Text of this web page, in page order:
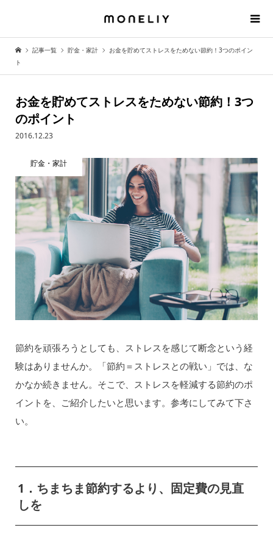
記事一覧 貯金・家計
お金を貯めてストレスをためない節約！3つのポイン
ト
お金を貯めてストレスをためない節約！3つ
のポイント
2016.12.23
貯金・家計
節約を頑張ろうとしても、ストレスを感じて断念という経
験はありませんか。「節約＝ストレスとの戦い」では、な
かなか続きません。そこで、ストレスを軽減する節約のポ
イントを、ご紹介したいと思います。参考にしてみて下さ
い。
1．ちまちま節約するより、固定費の見直
しを